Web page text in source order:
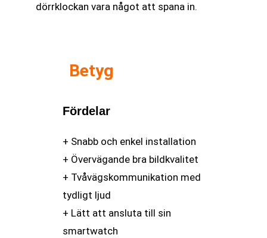
dörrklockan vara något att spana in.
Betyg
Fördelar
+ Snabb och enkel installation
+ Övervägande bra bildkvalitet
+ Tvåvägskommunikation med
tydligt ljud
+ Lätt att ansluta till sin
smartwatch